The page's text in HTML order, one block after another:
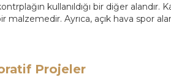
kullanıldığı bir diğer alandır.
malzemedir. Ayrıca, açık hava spor
Projeler